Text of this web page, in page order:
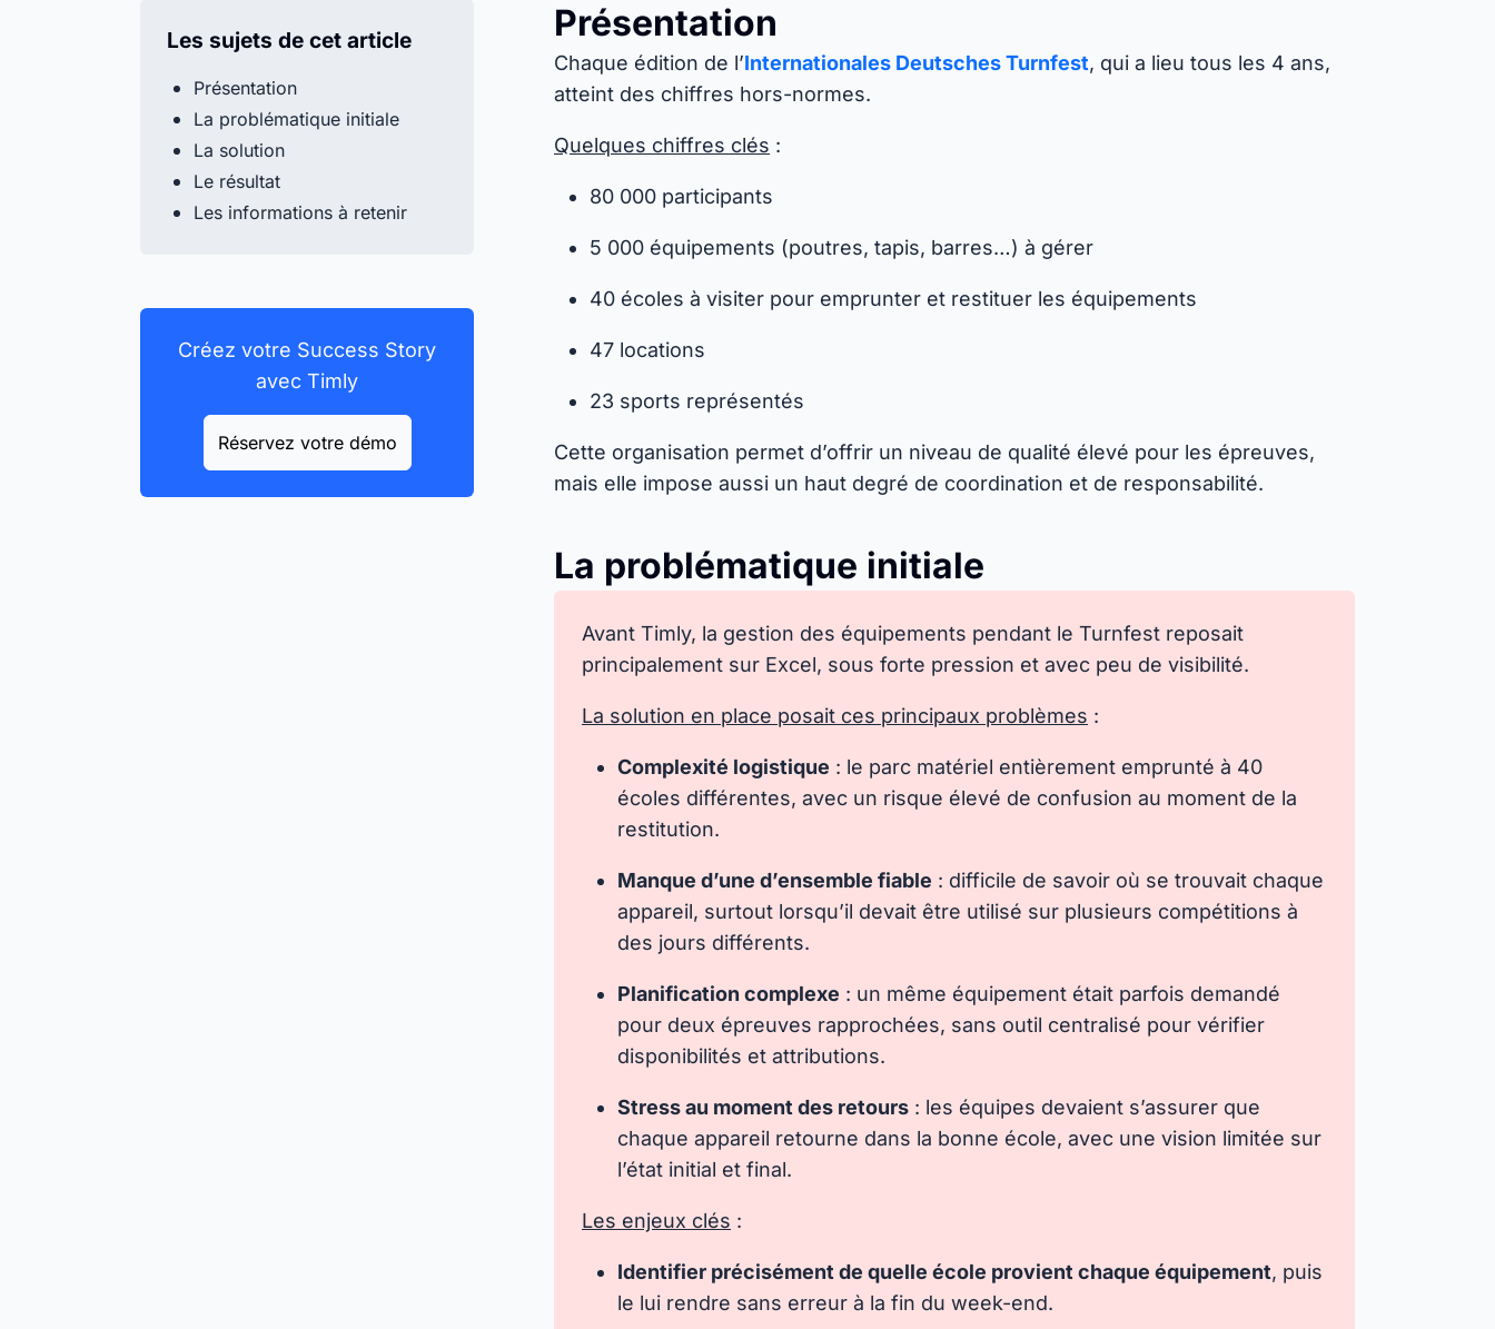
Présentation
Chaque édition de l’Internationales Deutsches Turnfest, qui a lieu tous les 4 ans,
atteint des chiffres hors-normes.
Quelques chiffres clés :
80 000 participants
5 000 équipements (poutres, tapis, barres…) à gérer
40 écoles à visiter pour emprunter et restituer les équipements
47 locations
23 sports représentés
Cette organisation permet d’offrir un niveau de qualité élevé pour les épreuves,
mais elle impose aussi un haut degré de coordination et de responsabilité.
La problématique initiale
Avant Timly, la gestion des équipements pendant le Turnfest reposait
principalement sur Excel, sous forte pression et avec peu de visibilité.
La solution en place posait ces principaux problèmes :
Complexité logistique : le parc matériel entièrement emprunté à 40
écoles différentes, avec un risque élevé de confusion au moment de la
restitution.
Manque d’une d’ensemble fiable : difficile de savoir où se trouvait chaque
appareil, surtout lorsqu’il devait être utilisé sur plusieurs compétitions à
des jours différents.
Planification complexe : un même équipement était parfois demandé
pour deux épreuves rapprochées, sans outil centralisé pour vérifier
disponibilités et attributions.
Stress au moment des retours : les équipes devaient s’assurer que
chaque appareil retourne dans la bonne école, avec une vision limitée sur
l’état initial et final.
Les enjeux clés :
Identifier précisément de quelle école provient chaque équipement, puis
le lui rendre sans erreur à la fin du week-end.
Les sujets de cet article
Présentation
La problématique initiale
La solution
Le résultat
Les informations à retenir
Créez votre Success Story
avec Timly
Réservez votre démo